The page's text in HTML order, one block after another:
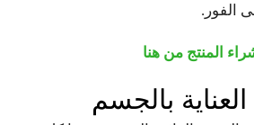
الفور.
المنتج من هنا
بالجسم